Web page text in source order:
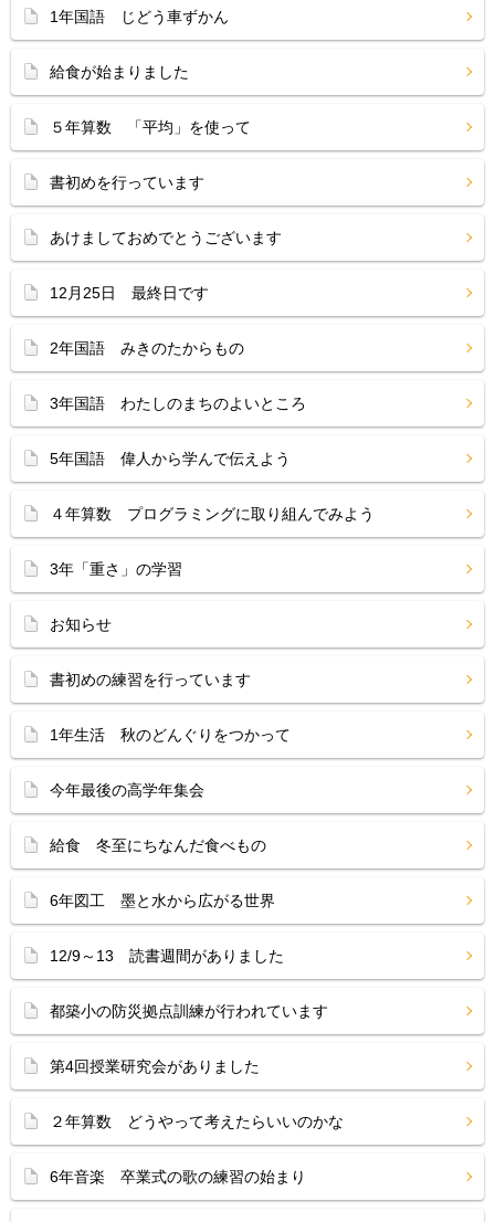
1年国語 じどう車ずかん
給食が始まりました
５年算数 「平均」を使って
書初めを行っています
あけましておめでとうございます
12月25日 最終日です
2年国語 みきのたからもの
3年国語 わたしのまちのよいところ
5年国語 偉人から学んで伝えよう
４年算数 プログラミングに取り組んでみよう
3年「重さ」の学習
お知らせ
書初めの練習を行っています
1年生活 秋のどんぐりをつかって
今年最後の高学年集会
給食 冬至にちなんだ食べもの
6年図工 墨と水から広がる世界
12/9～13 読書週間がありました
都築小の防災拠点訓練が行われています
第4回授業研究会がありました
２年算数 どうやって考えたらいいのかな
6年音楽 卒業式の歌の練習の始まり